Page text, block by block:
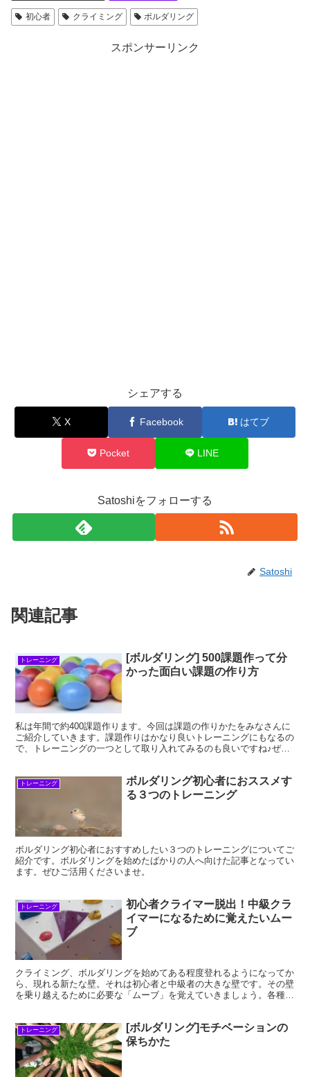
ま
す
)
初心者 クライミング ボルダリング
スポンサーリンク
シェアする
X Facebook はてブ
Pocket LINE
Satoshiをフォローする
Satoshi
関連記事
トレーニング
[ボルダリング] 500課題作って分
かった面白い課題の作り方
私は年間で約400課題作ります。今回は課題の作りかたをみなさんに
ご紹介していきます。課題作りはかなり良いトレーニングにもなるの
で、トレーニングの一つとして取り入れてみるのも良いですね♪ぜひ
トレーニング
ボルダリング初心者におススメす
る３つのトレーニング
ボルダリング初心者におすすめしたい３つのトレーニングについてご
紹介です。ボルダリングを始めたばかりの人へ向けた記事となってい
ます。ぜひご活用くださいませ。
トレーニング
初心者クライマー脱出！中級クラ
イマーになるために覚えたいムー
ブ
クライミング、ボルダリングを始めてある程度登れるようになってか
ら、現れる新たな壁。それは初心者と中級者の大きな壁です。その壁
を乗り越えるために必要な「ムーブ」を覚えていきましょう。各種ム
トレーニング
[ボルダリング]モチベーションの
保ちかた